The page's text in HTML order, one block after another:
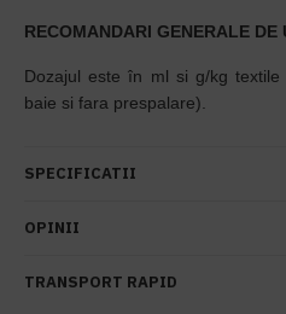
RECOMANDARI GENERALE DE
Dozajul este în ml si g/kg
baie si fara prespalare).
SPECIFICATII
OPINII
TRANSPORT RAPID